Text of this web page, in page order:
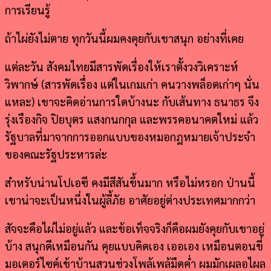
การเรียนรู้
ถ้าไผ่ยังไม่ตาย ทุกวันนี้ผมคงคุยกับเขาสนุก อย่างที่เคย
แต่ละวัน สังคมไทยมีสารพัดเรื่องให้เราตั้งวงวิเคราะห์
วิพากษ์ (สารพัดเรื่อง แต่ในเกมเก่า คนวางพล็อตเก่าๆ นั่น
แหละ) เขาจะคิดอ่านการใดบ้างนะ กับเส้นทาง ธนาธร จึง
รุ่งเรืองกิจ ปิยบุตร แสงกนกกุล และพรรคอนาคตใหม่ แล้ว
รัฐบาลที่มาจากการออกแบบของหมอกฎหมายเจ้าประจำ
ของคณะรัฐประหารล่ะ
สำหรับน่านโปเอซี คงมีสีสันขึ้นมาก หรือไม่หรอก ป่านนี้
เขาน่าจะเป็นหนึ่งในผู้ลี้ภัย อาศัยอยู่ต่างประเทศมากกว่า
สัจจะคือไผ่ไม่อยู่แล้ว และข้อเท็จจริงก็คือผมยังคุยกับเขาอยู่
บ้าง สนุกดีเหมือนกัน คุยแบบคิดเอง เออเอง เหมือนตอนขี่
มอเตอร์ไซค์เข้าบ้านสวนช่วงโพล้เพล้มืดค่ำ ผมมักเผลอไผล